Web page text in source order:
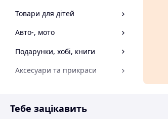
Товари для дітей
Авто-, мото
Подарунки, хобі, книги
Аксесуари та прикраси
Спорт і відпочинок
Тебе зацікавить